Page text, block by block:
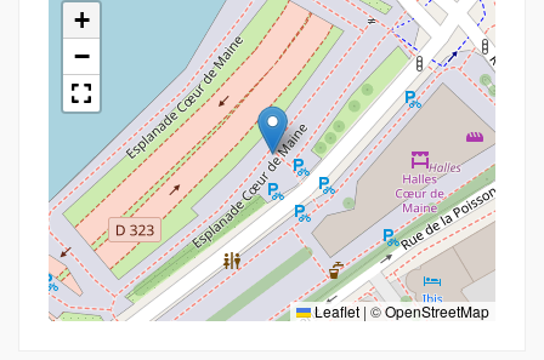
+
−
Leaflet | ©OpenStreetMap